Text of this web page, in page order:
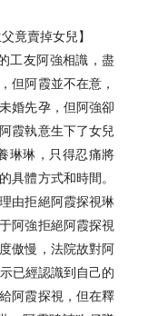
竟賣掉女兒】
工友阿強相識，盡
但阿霞並不在意，
婚先孕，但阿強卻
霞執意生下了女兒
琳琳，只得忍痛將
具體方式和時間。
由拒絕阿霞探視琳
阿強拒絕阿霞探視
傲慢，法院故對阿
已經認識到自己的
阿霞探視，但在釋